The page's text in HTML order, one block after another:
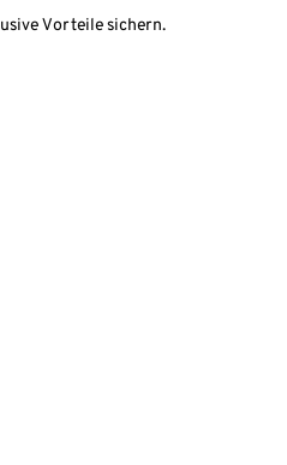
Vorteile sichern.